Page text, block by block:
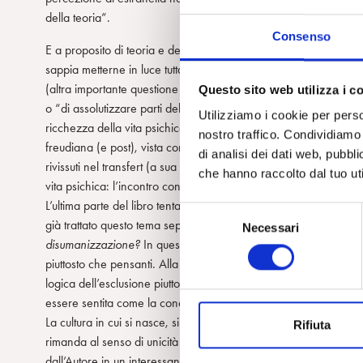
Consenso
Questo sito web utilizza i
Utilizziamo i cookie per
nostro traffico.
di analisi dei dati web,
che hanno raccolto dal tuo
S
e
z
i
Necessari
Rifiuta
della teoria”.
E a proposito di teoria e dell’annosa questione se la
sappia metterne in luce tutta la vitalità e la sua portata ancora
(altra importante questione affrontata nel decimo capitolo) e
o “di assolutizzare parti del discorso metapsicologico
ricchezza della vita psichica (36). Da qui, sottolinea Semi, la
freudiana (e post), vista come un’esperienza di ripiegamento
rivissuti nel transfert (a sua volta a rischio di assumere aspetti
vita psichica: l’incontro con l’alterità che ci abita, con l’altro,
L’ultima parte del libro tenta un’articolazione a partire
già trattato questo tema seppure da un’altra prospettiva in un
disumanizzazione? In questo contesto egli chiarisce la sua
piuttosto che pensanti. Alla soggettività come processo
logica dell’esclusione piuttosto che dell’apertura all’ignoto, al
essere sentita come la condizione per una vera
La cultura in cui si nasce, si vive, nella quale ci identifichiamo
rimanda al senso di unicità e unitarietà che ci appartiene